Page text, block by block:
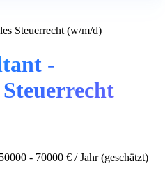
Steuerrecht (w/m/d)
-
50000 - 70000 € / Jahr (geschätzt)